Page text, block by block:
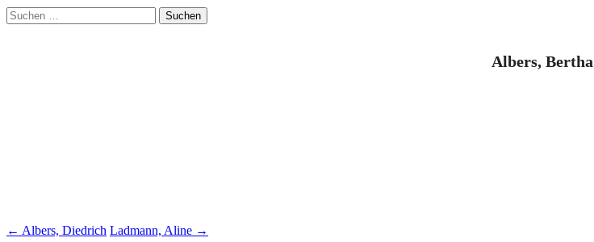
Suchen
nach:
Albers, Bertha
Beitragsnavigation
← Albers, Diedrich Ladmann, Aline →